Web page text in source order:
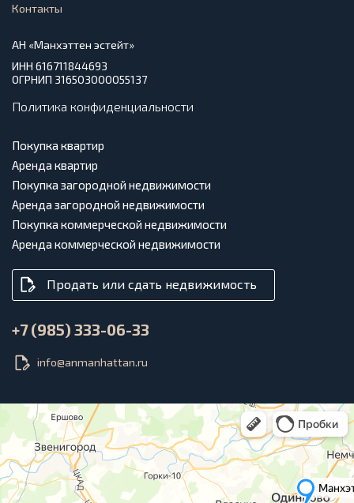
Контакты
АН «Манхэттен эстейт»
ИНН 616711844693
ОГРНИП 316503000055137
Политика конфиденциальности
Покупка квартир
Аренда квартир
Покупка загородной недвижимости
Аренда загородной недвижимости
Покупка коммерческой недвижимости
Аренда коммерческой недвижимости
Продать или сдать недвижимость
+7 (985) 333-06-33
info@anmanhattan.ru